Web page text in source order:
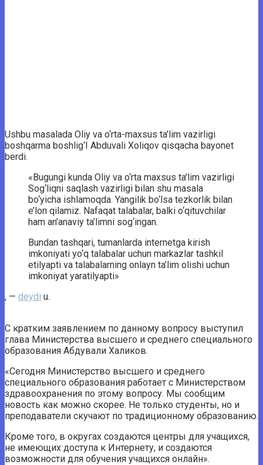
Ushbu masalada Oliy va o‘rta-maxsus ta’lim vazirligi
boshqarma boshlig‘I Abduvali Xoliqov qisqacha bayonet
berdi.
«Bugungi kunda Oliy va o‘rta maxsus ta’lim vazirligi
Sog‘liqni saqlash vazirligi bilan shu masala
bo‘yicha ishlamoqda. Yangilik bo‘lsa tezkorlik bilan
e’lon qilamiz. Nafaqat talabalar, balki o‘qituvchilar
ham an’anaviy ta’limni sog‘ingan.
Bundan tashqari, tumanlarda internetga kirish
imkoniyati yo‘q talabalar uchun markazlar tashkil
etilyapti va talabalarning onlayn ta’lim olishi uchun
imkoniyat yaratilyapti»
, — deydi u.
С кратким заявлением по данному вопросу выступил
глава Министерства высшего и среднего специального
образования Абдували Халиков.
«Сегодня Министерство высшего и среднего
специального образования работает с Министерством
здравоохранения по этому вопросу. Мы сообщим
новость как можно скорее. Не только студенты, но и
преподаватели скучают по традиционному образованию.
Кроме того, в округах создаются центры для учащихся,
не имеющих доступа к Интернету, и создаются
возможности для обучения учащихся онлайн».